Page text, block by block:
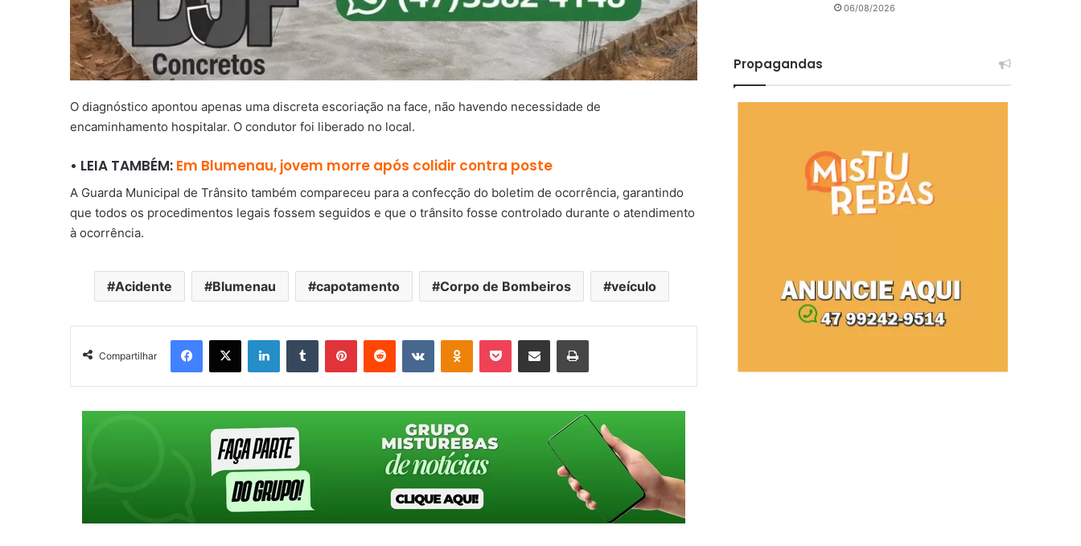
O diagnóstico apontou apenas uma discreta escoriação na face, não havendo necessidade de
encaminhamento hospitalar. O condutor foi liberado no local.
• LEIA TAMBÉM: Em Blumenau, jovem morre após colidir contra poste
A Guarda Municipal de Trânsito também compareceu para a confecção do boletim de ocorrência, garantindo
que todos os procedimentos legais fossem seguidos e que o trânsito fosse controlado durante o atendimento
à ocorrência.
Acidente Blumenau capotamento Corpo de Bombeiros veículo
Compartilhar
06/08/2026
Propagandas